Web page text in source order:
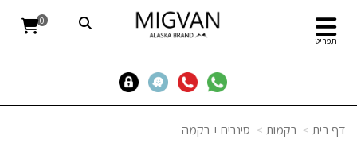
תפריט
0
דף בית רקמות סינרים + רקמה